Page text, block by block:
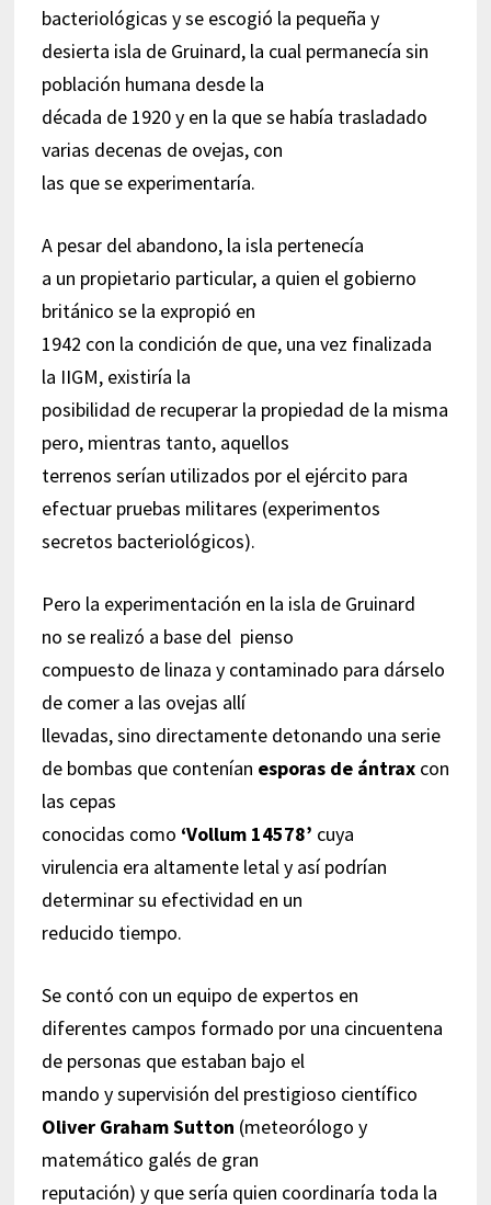
bacteriológicas y se escogió la pequeña y
desierta isla de Gruinard, la cual permanecía sin
población humana desde la
década de 1920 y en la que se había trasladado
varias decenas de ovejas, con
las que se experimentaría.
A pesar del abandono, la isla pertenecía
a un propietario particular, a quien el gobierno
británico se la expropió en
1942 con la condición de que, una vez finalizada
la IIGM, existiría la
posibilidad de recuperar la propiedad de la misma
pero, mientras tanto, aquellos
terrenos serían utilizados por el ejército para
efectuar pruebas militares (experimentos
secretos bacteriológicos).
Pero la experimentación en la isla de Gruinard
no se realizó a base del pienso
compuesto de linaza y contaminado para dárselo
de comer a las ovejas allí
llevadas, sino directamente detonando una serie
de bombas que contenían esporas de ántraxcon
las cepas
conocidas como ‘Vollum 14578’ cuya
virulencia era altamente letal y así podrían
determinar su efectividad en un
reducido tiempo.
Se contó con un equipo de expertos en
diferentes campos formado por una cincuentena
de personas que estaban bajo el
mando y supervisión del prestigioso científico
Oliver Graham Sutton (meteorólogo y
matemático galés de gran
reputación) y que sería quien coordinaría toda la